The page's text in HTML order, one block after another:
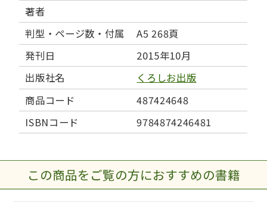
著者
判型・ページ数・付属
A5 268頁
発刊日
2015年10月
出版社名
くろしお出版
商品コード
487424648
ISBNコード
9784874246481
この商品をご覧の方におすすめの書籍